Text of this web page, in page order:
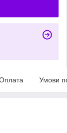
Умови